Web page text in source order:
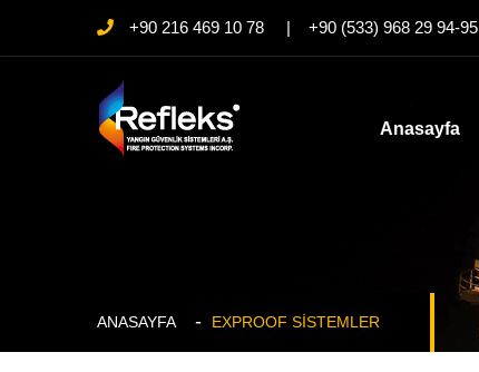
+90 216 469 10 78 | +90 (533) 968 29 94-95
Anasayfa
ANASAYFA EXPROOF SISTEMLER